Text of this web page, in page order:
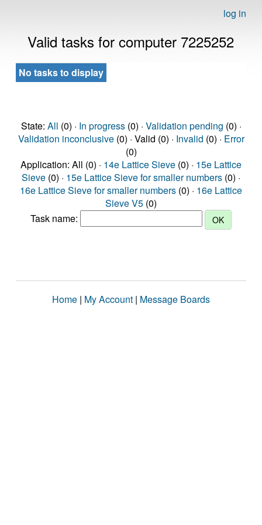
log in
Valid tasks for computer 7225252
No tasks to display
State: All (0) · In progress(0) · Validation pending (0) ·
Validation inconclusive(0) · Valid (0) · Invalid (0) · Error
(0)
Application: All (0) · 14e Lattice Sieve (0) · 15e Lattice
Sieve (0) · 15e Lattice Sieve for smaller numbers (0) ·
16e Lattice Sieve for smaller numbers (0) · 16e Lattice
Sieve V5 (0)
Task name:
Home | My Account | Message Boards